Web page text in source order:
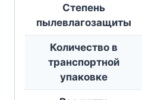
Степень
пылевлагозащиты
Количество в
транспортной
упаковке